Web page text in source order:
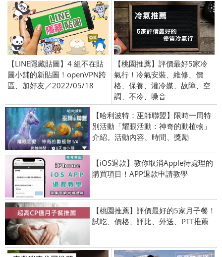
【LINE隱藏貼圖】4 組不在貼
圖小舖的新貼圖！openVPN跨
區、加好友／2022/05/18
【桃園推薦】評價最好5家冷
氣行！冷氣安裝、維修、價
格、保養、灌冷媒、故障、空
調、不冷、噪音
【哈利波特：巫師聯盟】限時一周特
別活動「耀眼活動：神奇的動植物」
介紹。活動內容、時間、獎勵
【iOS退款】教你取消Apple待處理的
購買項目！APP退款申請教學
【桃園推薦】評價最好的5家月子餐！
試吃、價格、評比、外送、PTT推薦